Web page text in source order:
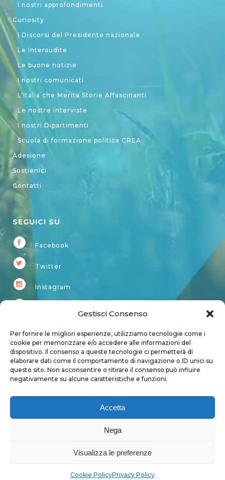
Gestisci Consenso
Per fornire le migliori esperienze, utilizziamo tecnologie come i
cookie per memorizzare e/o accedere alle informazioni del
dispositivo. Il consenso a queste tecnologie ci permetterà di
elaborare dati come il comportamento di navigazione o ID unici su
questo sito. Non acconsentire o ritirare il consenso può influire
negativamente su alcune caratteristiche e funzioni.
Accetta
Nega
Visualizza le preferenze
Cookie PolicyPrivacy Policy
I nostri approfondimenti
Curiosity
I Discorsi del Presidente nazionale
Le Interaudite
Le buone notizie
I nostri comunicati
L’Italia che Merita Storie Affascinanti
Le nostre interviste
I nostri Dipartimenti
Scuola di formazione politica CREA
Adesione
Sostienici
Contatti
SEGUICI SU
Facebook
Twitter
Instagram
Account
Login
User page
Copyright 2018 - Tutti i diritti sono riservati